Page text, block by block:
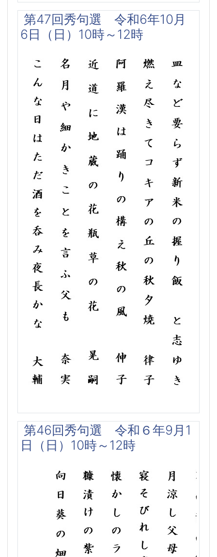
第47回秀句選 令和6年10月
6日（日）10時～12時
第46回秀句選 令和６年9月1
日（日）10時～12時